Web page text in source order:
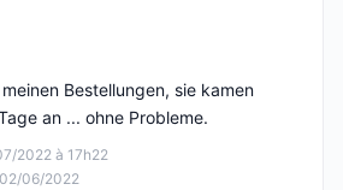
5
2022 à 17h22
06/2022
Bestellungen, sie kamen
an ... ohne Probleme.